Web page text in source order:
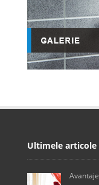
Ultimele articole